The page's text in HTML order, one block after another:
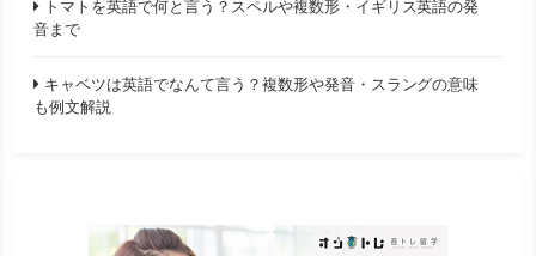
トマトを英語で何と言う？スペルや複数形・イギリス英語の発
音まで
キャベツは英語でなんて言う？複数形や発音・スラングの意味
も例文解説